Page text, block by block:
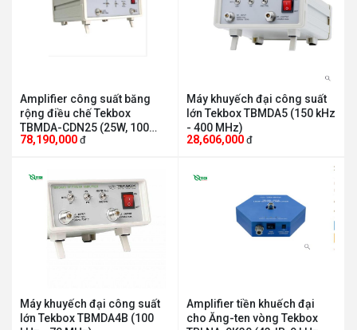
Amplifier công suất băng
rộng điều chế Tekbox
TBMDA-CDN25 (25W, 100
kHz - 250 MHz)
78,190,000 đ
Máy khuyếch đại công suất
lớn Tekbox TBMDA5 (150 kHz
- 400 MHz)
28,606,000 đ
Máy khuyếch đại công suất
lớn Tekbox TBMDA4B (100
Amplifier tiền khuếch đại
cho Ăng-ten vòng Tekbox